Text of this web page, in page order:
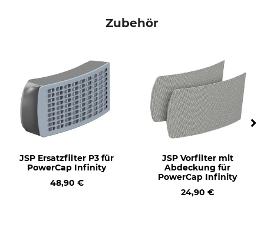
Zubehör
JSP Ersatzfilter P3 für
PowerCap Infinity
48,90 €
JSP Vorfilter mit
Abdeckung für
PowerCap Infinity
24,90 €